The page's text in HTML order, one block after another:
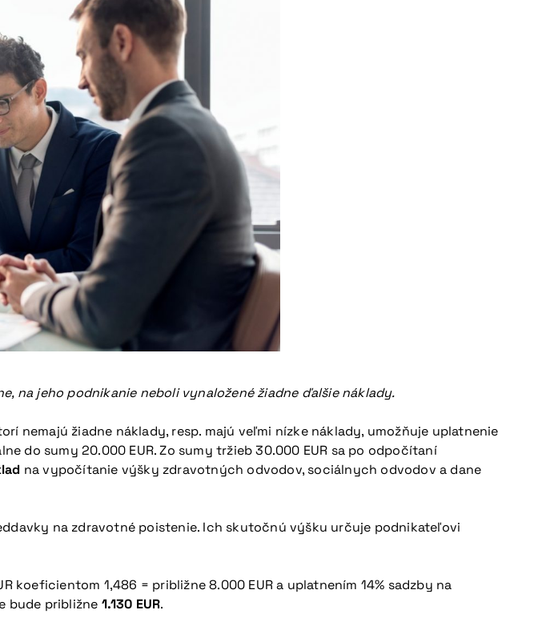
na jeho podnikanie neboli vynaložené žiadne ďalšie náklady.
nemajú žiadne náklady, resp. majú veľmi nízke náklady, umožňuje uplatnenie
do sumy 20.000 EUR. Zo sumy tržieb 30.000 EUR sa po odpočítaní
na vypočítanie výšky zdravotných odvodov, sociálnych odvodov a dane
na zdravotné poistenie. Ich skutočnú výšku určuje podnikateľovi
1,486 = približne 8.000 EUR a uplatnením 14% sadzby na
bude približne 1.130 EUR.